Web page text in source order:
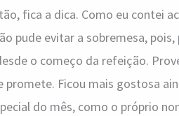
fica a dica. Como eu contei
pude evitar a sobremesa, pois,
o começo da refeição.
promete. Ficou mais gostosa
do mês, como o próprio